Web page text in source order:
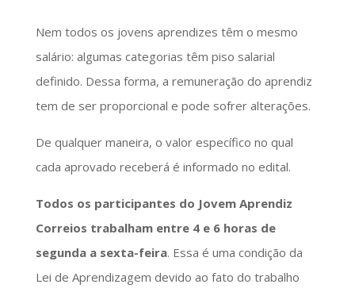
Nem todos os jovens aprendizes têm o mesmo
salário: algumas categorias têm piso salarial
definido. Dessa forma, a remuneração do aprendiz
tem de ser proporcional e pode sofrer alterações.
De qualquer maneira, o valor específico no qual
cada aprovado receberá é informado no edital.
Todos os participantes do Jovem Aprendiz
Correios trabalham entre 4 e 6 horas de
segunda a sexta-feira. Essa é uma condição da
Lei de Aprendizagem devido ao fato do trabalho